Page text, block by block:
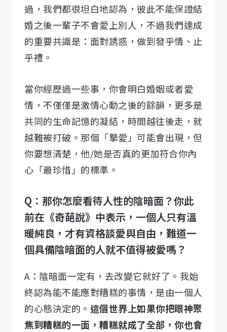
過，我們都很坦白地認為，彼此不能保證結
婚之後一輩子不會愛上別人，不過我們達成
的重要共識是：面對誘惑，做到發乎情、止
乎禮。
當你經歷過一些事，你會明白婚姻或者愛
情，不僅僅是激情心動之後的餘韻，更多是
共同的生命記憶的凝結，時間越往後走，就
越難被打破。那個「摯愛」可能會出現，但
你要想清楚，他/她是否真的更加符合你內
心「最珍惜」的標準。
Q：那你怎麼看待人性的陰暗面？你此
前在《奇葩說》中表示，一個人只有溫
暖純良，才有資格談愛與自由，難道一
個具備陰暗面的人就不值得被愛嗎？
A：陰暗面一定有，去改變它就好了。我始
終認為能不能應對糟糕的事情，是由一個人
的心態決定的。 這個世界上如果你把眼神聚
焦到糟糕的一面，糟糕就成了全部，你也會